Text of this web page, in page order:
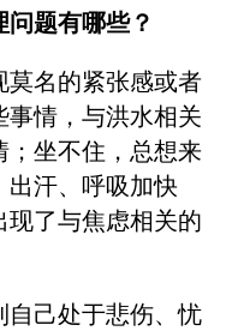
题有哪些？
莫名的紧张感或者
事情，与洪水相关
；坐不住，总想来
出汗、呼吸加快
现了与焦虑相关的
自己处于悲伤、忧